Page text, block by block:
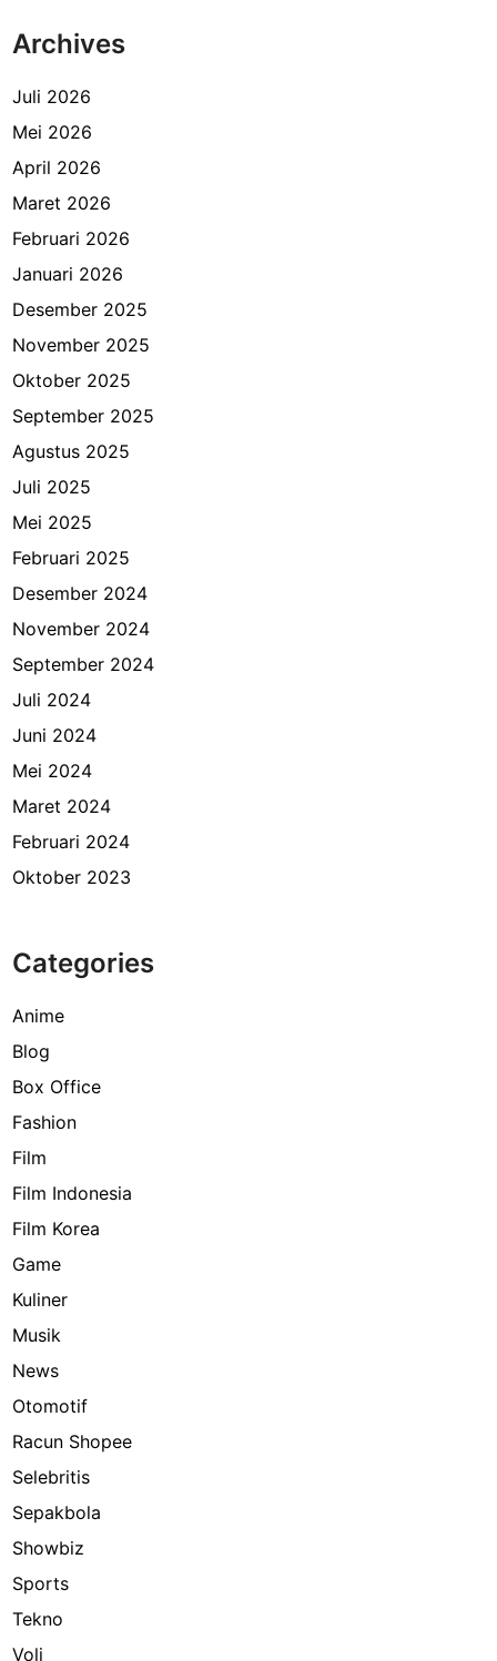
Archives
Juli 2026
Mei 2026
April 2026
Maret 2026
Februari 2026
Januari 2026
Desember 2025
November 2025
Oktober 2025
September 2025
Agustus 2025
Juli 2025
Mei 2025
Februari 2025
Desember 2024
November 2024
September 2024
Juli 2024
Juni 2024
Mei 2024
Maret 2024
Februari 2024
Oktober 2023
Categories
Anime
Blog
Box Office
Fashion
Film
Film Indonesia
Film Korea
Game
Kuliner
Musik
News
Otomotif
Racun Shopee
Selebritis
Sepakbola
Showbiz
Sports
Tekno
Voli